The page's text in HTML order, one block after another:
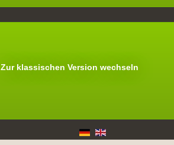
Zur klassischen Version wechseln